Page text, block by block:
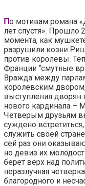
По мотивам романа
лет спустя». Прошло
момента, как
разрушили козни
против королевы.
Франции “смутные
Вражда между
королевским
выступления дворян
нового кардинала –
Четверым друзьям
суждено
служить своей
сей раз они
но девиз их
берет верх над
неразлучная
благородного и